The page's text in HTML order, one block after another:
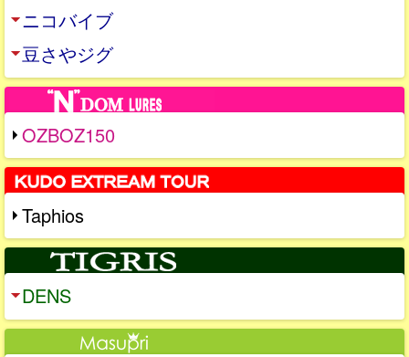
ニコバイブ
豆さやジグ
OZBOZ150
Taphios
DENS